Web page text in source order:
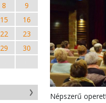
8
9
15
16
22
23
29
30
Népszerű